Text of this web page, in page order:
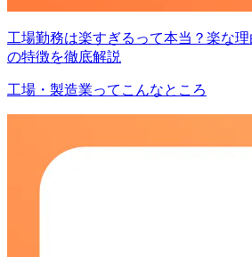
工場勤務は楽すぎるって本当？楽な
の特徴を徹底解説
工場・製造業ってこんなところ